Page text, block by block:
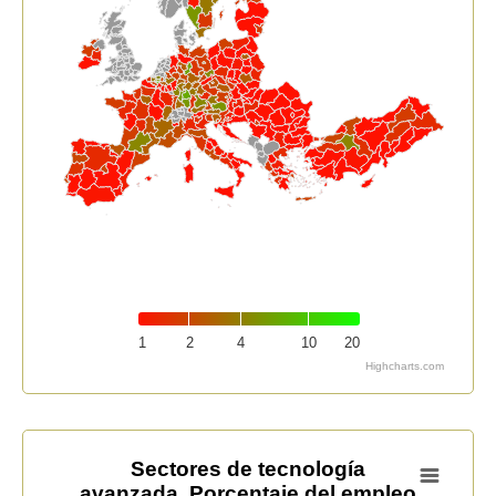
1 2 4 10 20
Highcharts.com
Sectores de tecnología avanzada. Porcentaje del
Sectores de tecnología